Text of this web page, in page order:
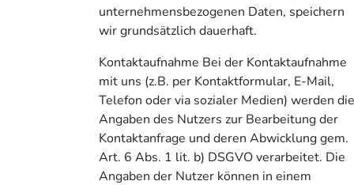
unternehmensbezogenen Daten, speichern
wir grundsätzlich dauerhaft.
Kontaktaufnahme Bei der Kontaktaufnahme
mit uns (z.B. per Kontaktformular, E-Mail,
Telefon oder via sozialer Medien) werden
Angaben des Nutzers zur Bearbeitung der
Kontaktanfrage und deren Abwicklung gem.
Art. 6 Abs. 1 lit. b) DSGVO verarbeitet. Die
Angaben der Nutzer können in einem